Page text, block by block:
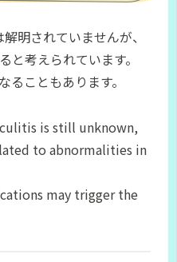
明されていませんが、
と考えられています。
ることもあります。
is still unknown,
to abnormalities in
may trigger the